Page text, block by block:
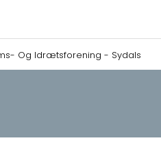
Og Idrætsforening - Sydals